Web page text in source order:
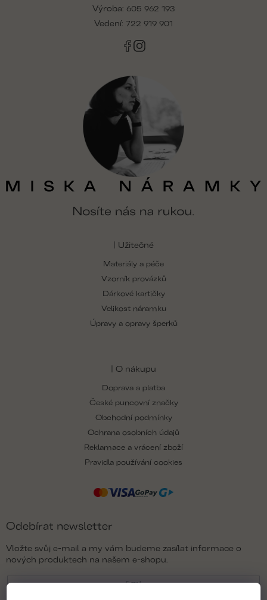
Výroba: 605 962 193
Vedení: 722 919 901
| Užitečné
Materiály a péče
Vzorník provázků
Dárkové kartičky
Velikost náramku
Úpravy a opravy šperků
| O nákupu
Doprava a platba
České puncovní značky
Obchodní podmínky
Ochrana osobních údajů
Reklamace a vrácení zboží
Pravidla používání cookies
Odebírat newsletter
Vložte svůj e-mail a my vám budeme zasílat informace o
nových produktech na našem e-shopu.
E-mail